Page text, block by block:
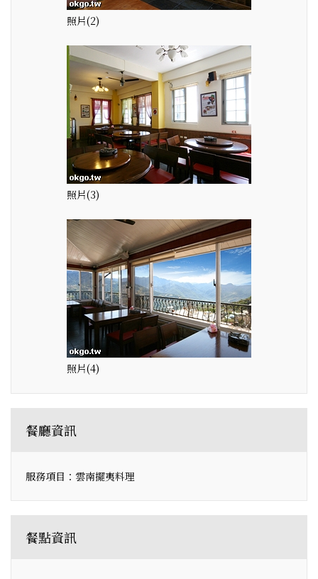
照片(2)
照片(3)
照片(4)
餐廳資訊
服務項目：雲南擺夷料理
餐點資訊